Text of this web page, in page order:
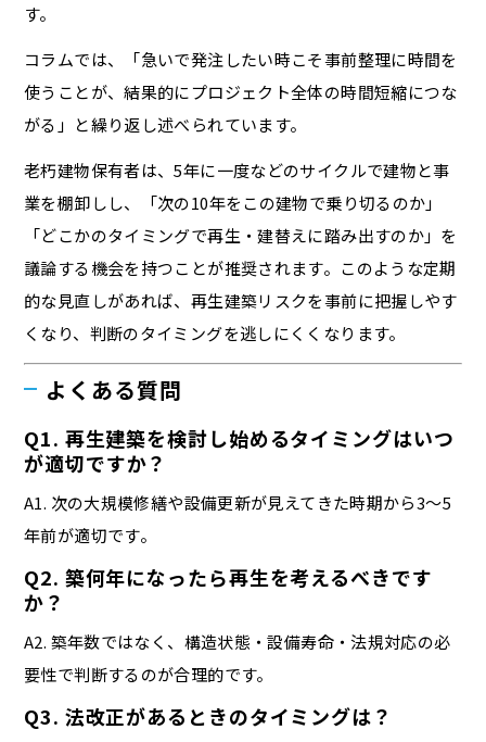
す。
コラムでは、「急いで発注したい時こそ事前整理に時間を
使うことが、結果的にプロジェクト全体の時間短縮につな
がる」と繰り返し述べられています。
老朽建物保有者は、5年に一度などのサイクルで建物と事
業を棚卸しし、「次の10年をこの建物で乗り切るのか」
「どこかのタイミングで再生・建替えに踏み出すのか」を
議論する機会を持つことが推奨されます。このような定期
的な見直しがあれば、再生建築リスクを事前に把握しやす
くなり、判断のタイミングを逃しにくくなります。
よくある質問
Q1. 再生建築を検討し始めるタイミングはいつ
が適切ですか？
A1. 次の大規模修繕や設備更新が見えてきた時期から3〜5
年前が適切です。
Q2. 築何年になったら再生を考えるべきです
か？
A2. 築年数ではなく、構造状態・設備寿命・法規対応の必
要性で判断するのが合理的です。
Q3. 法改正があるときのタイミングは？